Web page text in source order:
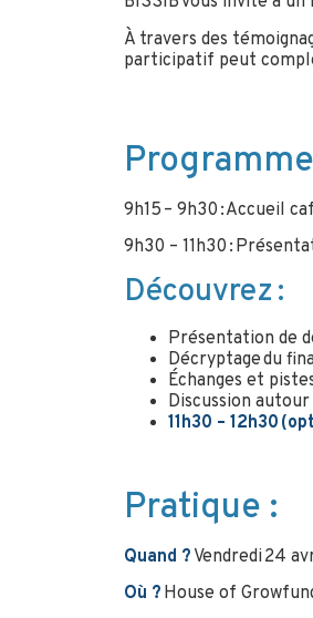
À travers des
participatif peut
9h15 – 9h30 : Accueil
9h30 – 11h30 :
Découvrez :
Présentation de
Décryptage du
Échanges et
Discussion
11h30 – 12h30
Pratique :
Quand ? Vendredi 24
Où ? House of